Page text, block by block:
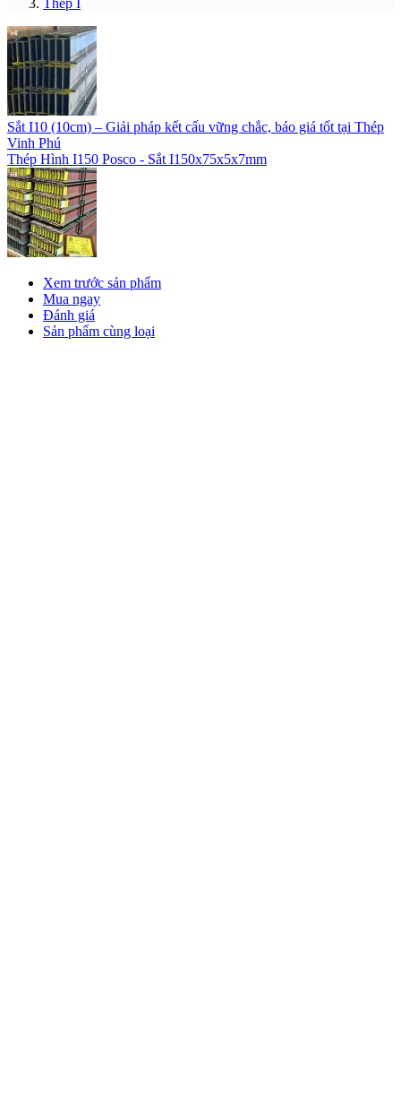
Thép I
Sắt I10 (10cm) – Giải pháp kết cấu vững chắc, báo giá tốt tại Thép
Vinh Phú
Thép Hình I150 Posco - Sắt I150x75x5x7mm
Xem trước sản phẩm
Mua ngay
Đánh giá
Sản phẩm cùng loại